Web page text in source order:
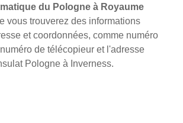
du Pologne à Royaume
vous trouverez des informations
et coordonnées, comme numéro
de télécopieur et l'adresse
Pologne à Inverness.